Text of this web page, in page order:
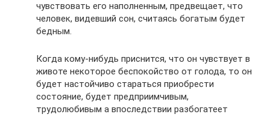
чувствовать его наполненным, предвещает, что
человек, видевший сон, считаясь богатым будет
бедным.
Когда кому-нибудь приснится, что он чувствует в
животе некоторое беспокойство от голода, то он
будет настойчиво стараться приобрести
состояние, будет предприимчивым,
трудолюбивым а впоследствии разбогатеет